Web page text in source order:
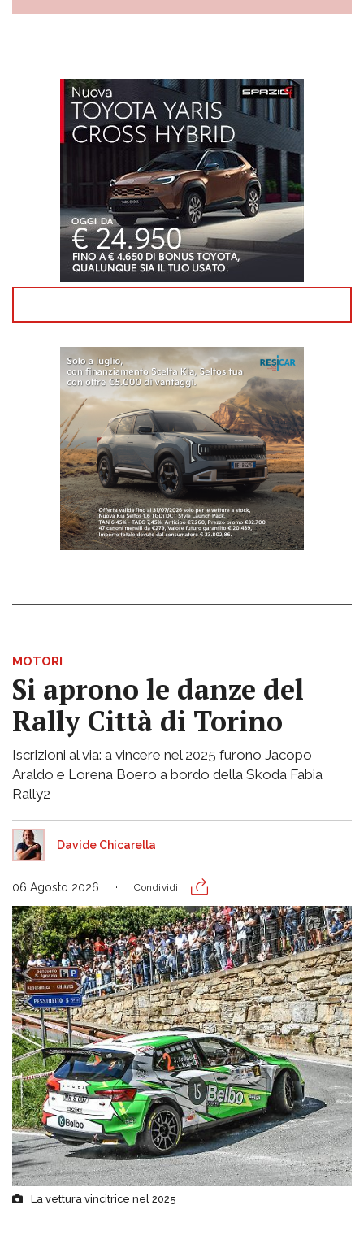
MOTORI
Si aprono le danze del
Rally Città di Torino
Iscrizioni al via: a vincere nel 2025 furono Jacopo
Araldo e Lorena Boero a bordo della Skoda Fabia
Rally2
Davide Chicarella
06 Agosto 2026 Condividi
La vettura vincitrice nel 2025